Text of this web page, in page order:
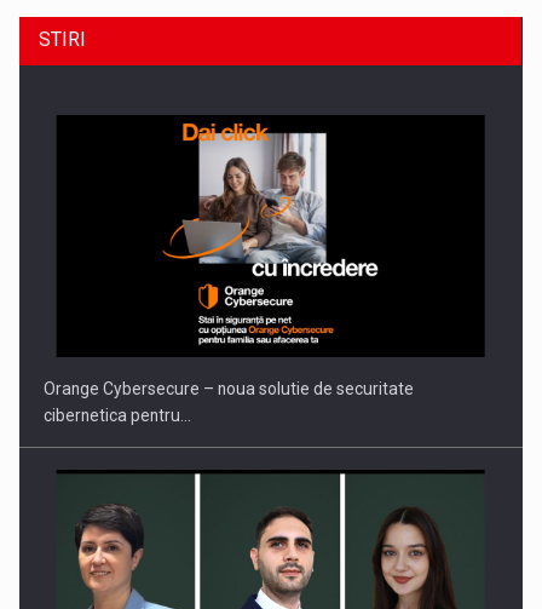
ROOTED IN ROMANIA, BUILT TO DELIVER TECHNOLOGY FOR
STIRI
Orange Cybersecure – noua solutie de securitate
cibernetica pentru…